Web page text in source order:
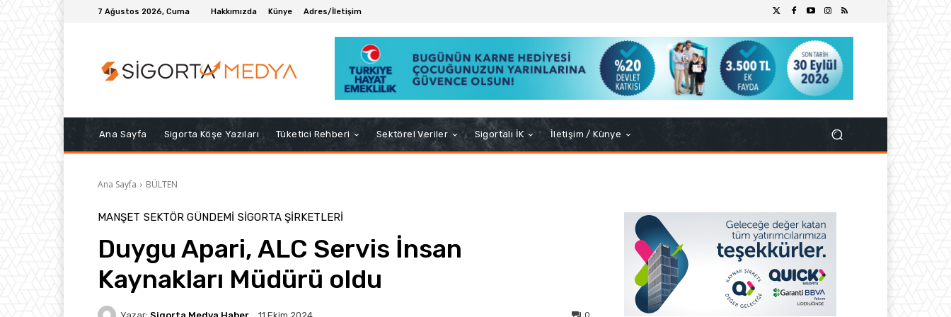
7 Ağustos 2026, Cuma Hakkımızda Künye Adres/İletişim
Ana Sayfa Sigorta Köşe Yazıları Tüketici Rehberi Sektörel Veriler Sigortalı İK İletişim / Künye
Ana Sayfa BÜLTEN
MANŞET SEKTÖR GÜNDEMİ SIGORTA ŞIRKETLERI
Duygu Apari, ALC Servis İnsan
Kaynakları Müdürü oldu